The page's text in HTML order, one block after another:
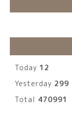
Today 12
Yesterday 299
Total 470991